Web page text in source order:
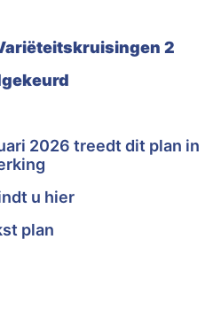
2
2026 treedt dit plan in
u hier
plan